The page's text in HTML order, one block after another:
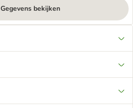
Gegevens bekijken